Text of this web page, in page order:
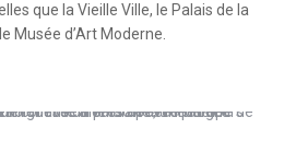
que la Vieille Ville, le Palais de la
Musée d’Art Moderne.